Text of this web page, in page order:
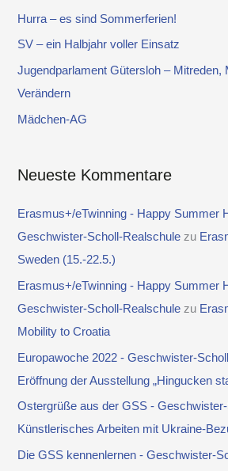
c
h
:
Hurra – es sind Sommerferien!
SV – ein Halbjahr voller Einsatz
Jugendparlament Gütersloh – Mitreden,
Verändern
Mädchen-AG
Neueste Kommentare
Erasmus+/eTwinning - Happy Summer
Geschwister-Scholl-Realschule zu
Sweden (15.-22.5.)
Erasmus+/eTwinning - Happy Summer
Geschwister-Scholl-Realschule zu
Mobility to Croatia
Europawoche 2022 - Geschwister-
Eröffnung der Ausstellung „Hingucken
Ostergrüße aus der GSS -
Künstlerisches Arbeiten mit Ukraine-
Die GSS kennenlernen - Geschwister-